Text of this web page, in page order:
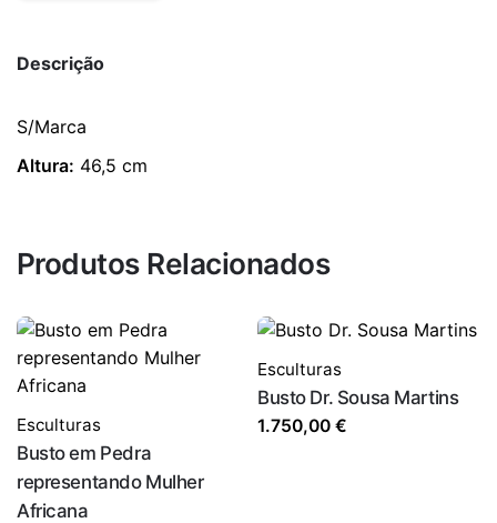
Descrição
S/Marca
Altura: 46,5 cm
Produtos Relacionados
Esculturas
Busto em Pedra
representando Mulher
Africana
Esculturas
Busto Dr. Sousa Martins
1.750,00 €